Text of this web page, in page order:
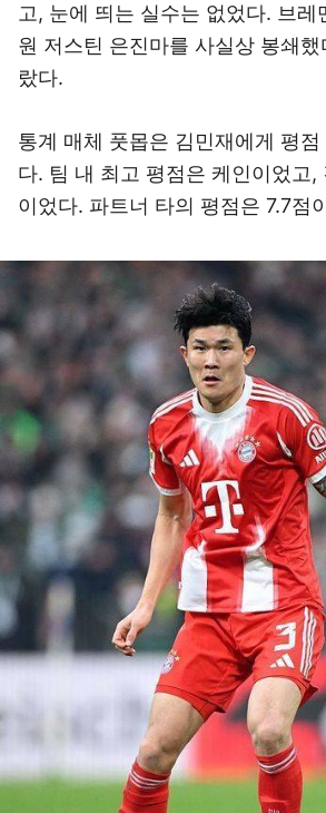
고, 눈에 띄는 실수는 없었다. 브레
원 저스틴 은진마를 사실상 봉쇄
랐다.
통계 매체 풋몹은 김민재에게 평점
다. 팀 내 최고 평점은 케인이었고,
이었다. 파트너 타의 평점은 7.7점